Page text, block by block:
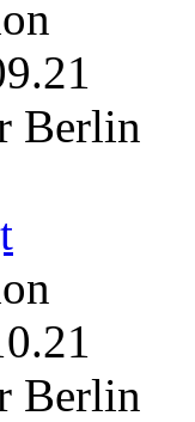
Berlin
Berlin